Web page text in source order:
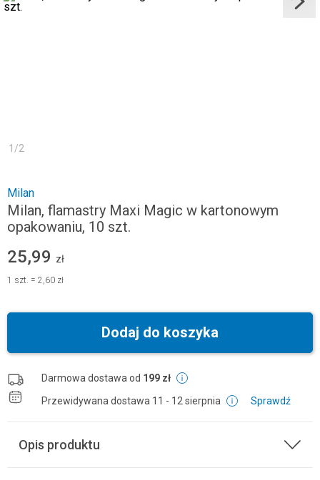
1 /2
Milan
Milan, flamastry Maxi Magic w kartonowym
opakowaniu, 10 szt.
25,99 zł
1 szt. = 2,60 zł
Dodaj do koszyka
Darmowa dostawa od 199 zł
Przewidywana dostawa 11 - 12 sierpnia Sprawdź
Opis produktu